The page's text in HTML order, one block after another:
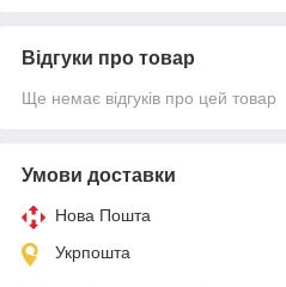
Відгуки про товар
Ще немає відгуків про цей товар
Умови доставки
Нова Пошта
Укрпошта